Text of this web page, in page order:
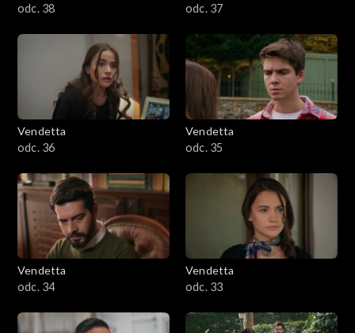
odc. 38
odc. 37
Vendetta
odc. 36
Vendetta
odc. 35
Vendetta
odc. 34
Vendetta
odc. 33